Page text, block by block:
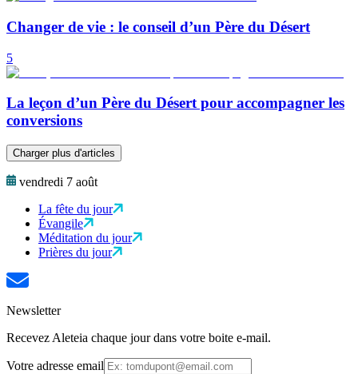
Changer de vie : le conseil d’un Père du Désert
5
La leçon d’un Père du Désert pour accompagner les
conversions
Charger plus d'articles
vendredi 7 août
La fête du jour
Évangile
Méditation du jour
Prières du jour
Newsletter
Recevez Aleteia chaque jour dans votre boite e-mail.
Votre adresse email